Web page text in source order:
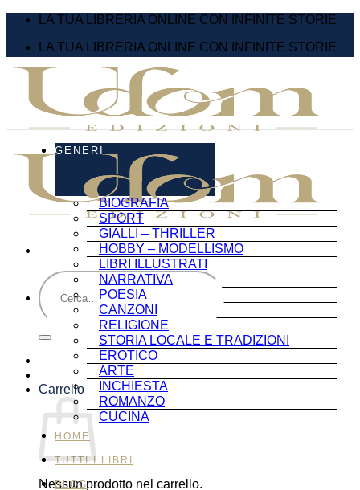
Salta
contenuti
LA TUA LIBRERIA ONLINE CON INFINITE STORIE
LA TUA LIBRERIA ONLINE CON INFINITE STORIE
Cerca:
Carrello
Nessun prodotto nel carrello.
GENERI
BIOGRAFIA
SPORT
GIALLI – THRILLER
HOBBY – MODELLISMO
LIBRI ILLUSTRATI
NARRATIVA
POESIA
CANZONI
RELIGIONE
STORIA LOCALE E TRADIZIONI
EROTICO
ARTE
INCHIESTA
ROMANZO
CUCINA
HOME
TUTTI I LIBRI
BLOG